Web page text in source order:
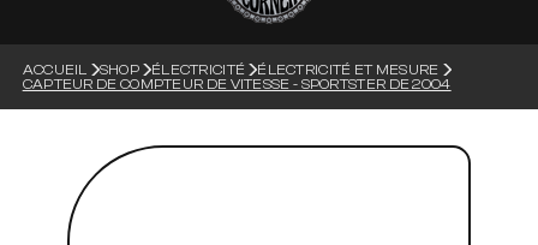
ACCUEIL SHOP ÉLECTRICITÉ
ÉLECTRICITÉ ET MESURE
CAPTEUR DE COMPTEUR DE VITESSE - SPORTSTER DE 2004